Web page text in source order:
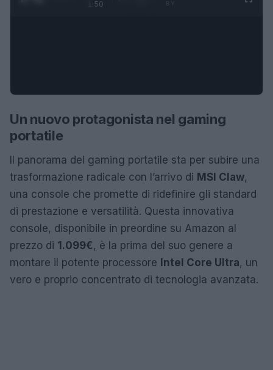
1:50
Un nuovo protagonista nel gaming
portatile
Il panorama del gaming portatile sta per subire una
trasformazione radicale con l’arrivo di MSI Claw,
una console che promette di ridefinire gli standard
di prestazione e versatilità. Questa innovativa
console, disponibile in preordine su Amazon al
prezzo di 1.099€, è la prima del suo genere a
montare il potente processore Intel Core Ultra, un
vero e proprio concentrato di tecnologia avanzata.